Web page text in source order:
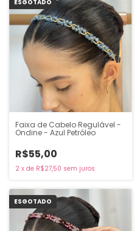
ESGOTADO
Faixa de Cabelo Regulável -
Ondine - Azul Petróleo
R$55,00
2 x de R$27,50 sem juros
ESGOTADO